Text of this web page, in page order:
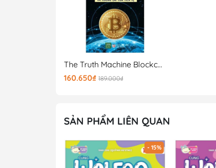
The Truth Machine Blockchain Và Tương Lai Của Tiền Tệ
160.650₫ 189.000₫
SẢN PHẨM LIÊN QUAN
- 15%